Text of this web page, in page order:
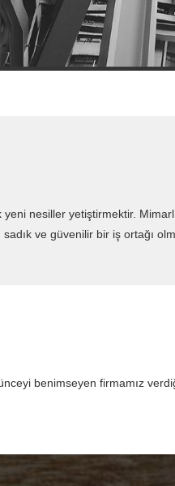
nesiller yetiştirmektir.
ve güvenilir bir iş ortağı
benimseyen firmamız